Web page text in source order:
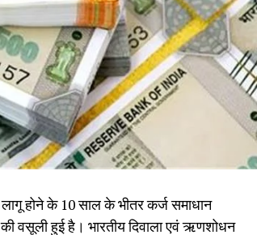
होने के 10 साल के भीतर कर्ज समाधान
वसूली हुई है। भारतीय दिवाला एवं ऋणशोधन